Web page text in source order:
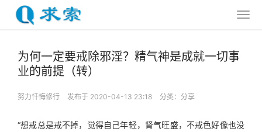
为何一定要戒除邪淫？精气神是成就一切事
业的前提（转）
努力忏悔修行 发布于 2020-04-13 23:18 分类： 分享
“想戒总是戒不掉，觉得自己年轻，肾气旺盛，不戒色好像也没